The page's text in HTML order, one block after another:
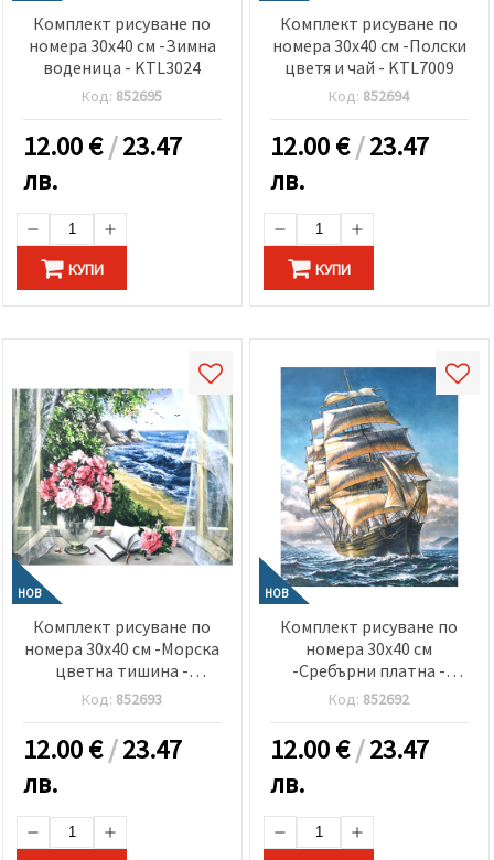
посочиш
предпочитанията
"Настройки",
вид
и кликнеш
"Запази"
Приеми
всички
Настройки
бисквитките
Комплект рисуване по
номера 30x40 см -Зимна
воденица - KTL3024
Код: 852695
12.00€/23.47
лв.
КУПИ
Комплект рисуване по
номера 30x40 см -Полски
цветя и чай - KTL7009
Код: 852694
12.00€/23.47
лв.
КУПИ
НОВ
Комплект рисуване по
номера 30x40 см -Морска
цветна тишина -
KTL1834
Код: 852693
12.00€/23.47
лв.
НОВ
Комплект рисуване по
номера 30x40 см
-Сребърни платна -
KTL3729
Код: 852692
12.00€/23.47
лв.